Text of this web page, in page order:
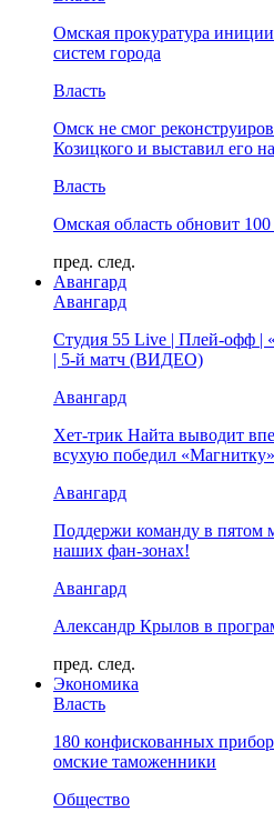
Омская прокуратура
систем города
Власть
Омск не смог
Козицкого и выставил его
Власть
Омская область обновит
пред. след.
Авангард
Авангард
Студия 55 Live | Плей-офф |
| 5-й матч (ВИДЕО)
Авангард
Хет-трик Найта выводит
всухую победил
Авангард
Поддержи команду в пятом
наших фан-зонах!
Авангард
Александр Крылов в
пред. след.
Экономика
Власть
180 конфискованных
омские таможенники
Общество